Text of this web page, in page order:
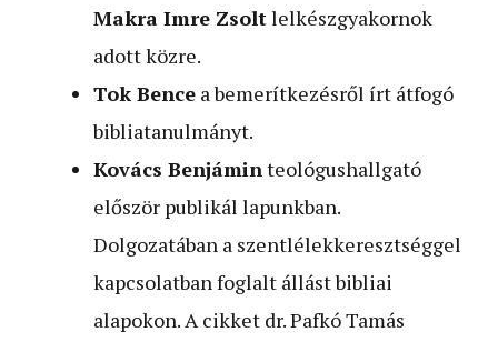
Makra Imre Zsoltlelkészgyakornok
adott közre.
Tok Bence a bemerítkezésről írt átfogó
bibliatanulmányt.
Kovács Benjáminteológushallgató
először publikál lapunkban.
Dolgozatában a szentlélekkeresztséggel
kapcsolatban foglalt állást bibliai
alapokon. A cikket dr. Pafkó Tamás